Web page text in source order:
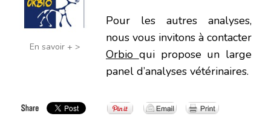
En savoir + >
Pour les autres analyses,
nous vous invitons à contacter
Orbio qui propose un large
panel d’analyses vétérinaires.